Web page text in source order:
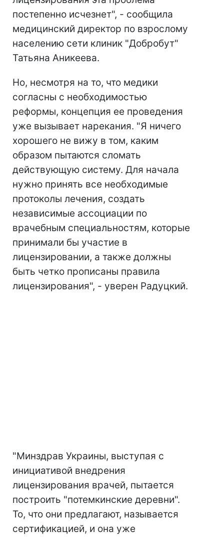
постепенно исчезнет", - сообщила
медицинский директор по взрослому
населению сети клиник "Добробут"
Татьяна Аникеева.
Но, несмотря на то, что медики
согласны с необходимостью
реформы, концепция ее проведения
уже вызывает нарекания. "Я ничего
хорошего не вижу в том, каким
образом пытаются сломать
действующую систему. Для начала
нужно принять все необходимые
протоколы лечения, создать
независимые ассоциации по
врачебным специальностям, которые
принимали бы участие в
лицензировании, а также должны
быть четко прописаны правила
лицензирования", - уверен Радуцкий.
"Минздрав Украины, выступая с
инициативой внедрения
лицензирования врачей, пытается
построить "потемкинские деревни".
То, что они предлагают, называется
сертификацией, и она уже